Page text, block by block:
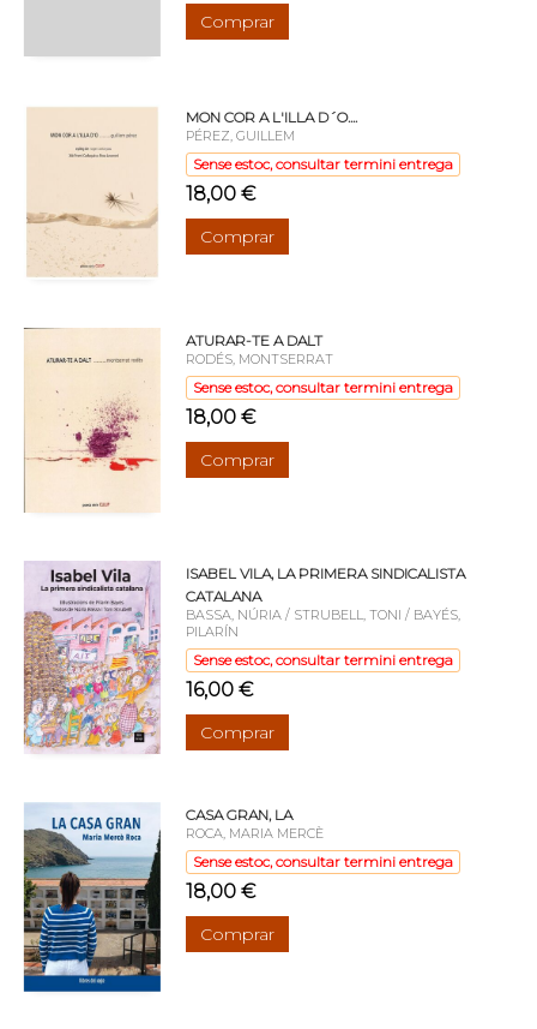
Comprar
MON COR A L'ILLA D´O....
PÉREZ, GUILLEM
Sense estoc, consultar termini entrega
18,00 €
Comprar
ATURAR-TE A DALT
RODÉS, MONTSERRAT
Sense estoc, consultar termini entrega
18,00 €
Comprar
ISABEL VILA, LA PRIMERA SINDICALISTA
CATALANA
BASSA, NÚRIA / STRUBELL, TONI / BAYÉS,
PILARÍN
Sense estoc, consultar termini entrega
16,00 €
Comprar
CASA GRAN, LA
ROCA, MARIA MERCÈ
Sense estoc, consultar termini entrega
18,00 €
Comprar